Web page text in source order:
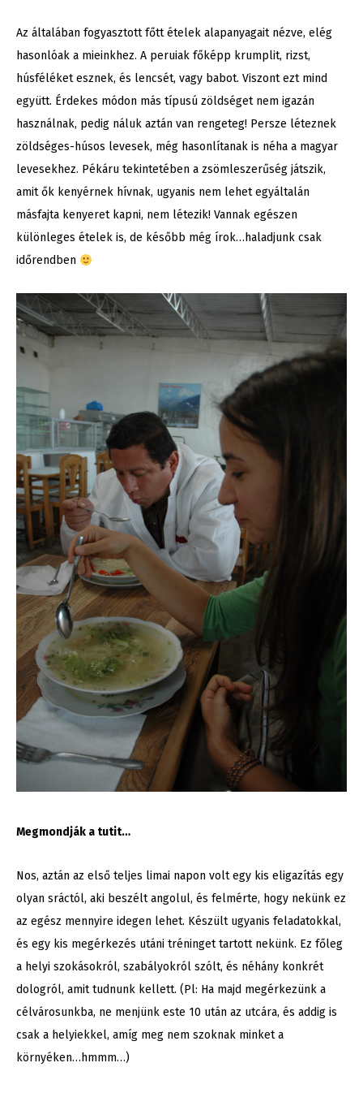
Az általában fogyasztott főtt ételek alapanyagait nézve, elég
hasonlóak a mieinkhez. A peruiak főképp krumplit, rizst,
húsféléket esznek, és lencsét, vagy babot. Viszont ezt mind
együtt. Érdekes módon más típusú zöldséget nem igazán
használnak, pedig náluk aztán van rengeteg! Persze léteznek
zöldséges-húsos levesek, még hasonlítanak is néha a magyar
levesekhez. Pékáru tekintetében a zsömleszerűség játszik,
amit ők kenyérnek hívnak, ugyanis nem lehet egyáltalán
másfajta kenyeret kapni, nem létezik! Vannak egészen
különleges ételek is, de később még írok…haladjunk csak
időrendben
Megmondják a tutit…
Nos, aztán az első teljes limai napon volt egy kis eligazítás egy
olyan sráctól, aki beszélt angolul, és felmérte, hogy nekünk ez
az egész mennyire idegen lehet. Készült ugyanis feladatokkal,
és egy kis megérkezés utáni tréninget tartott nekünk. Ez főleg
a helyi szokásokról, szabályokról szólt, és néhány konkrét
dologról, amit tudnunk kellett. (Pl: Ha majd megérkezünk a
célvárosunkba, ne menjünk este 10 után az utcára, és addig is
csak a helyiekkel, amíg meg nem szoknak minket a
környéken…hmmm…)